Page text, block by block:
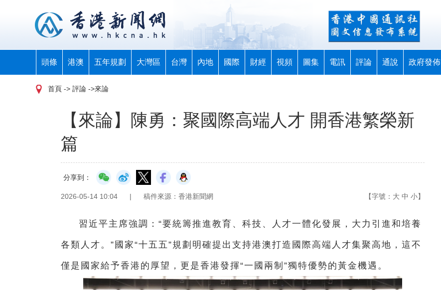
頭條 港澳 五年規劃 大灣區 台灣 內地 國際 財經 視頻 圖集 電訊 評論 通說 政府發佈
首頁 -> 評論 ->來論
【來論】陳勇：聚國際高端人才 開香港繁榮新
篇
分享到：
2026-05-14 10:04 | 稿件來源：香港新聞網 【字號： 大 中 小】
習近平主席強調：“要統籌推進教育、科技、人才一體化發展，大力引進和培養
各類人才。”國家“十五五”規劃明確提出支持港澳打造國際高端人才集聚高地，這不
僅是國家給予香港的厚望，更是香港發揮“一國兩制”獨特優勢的黃金機遇。